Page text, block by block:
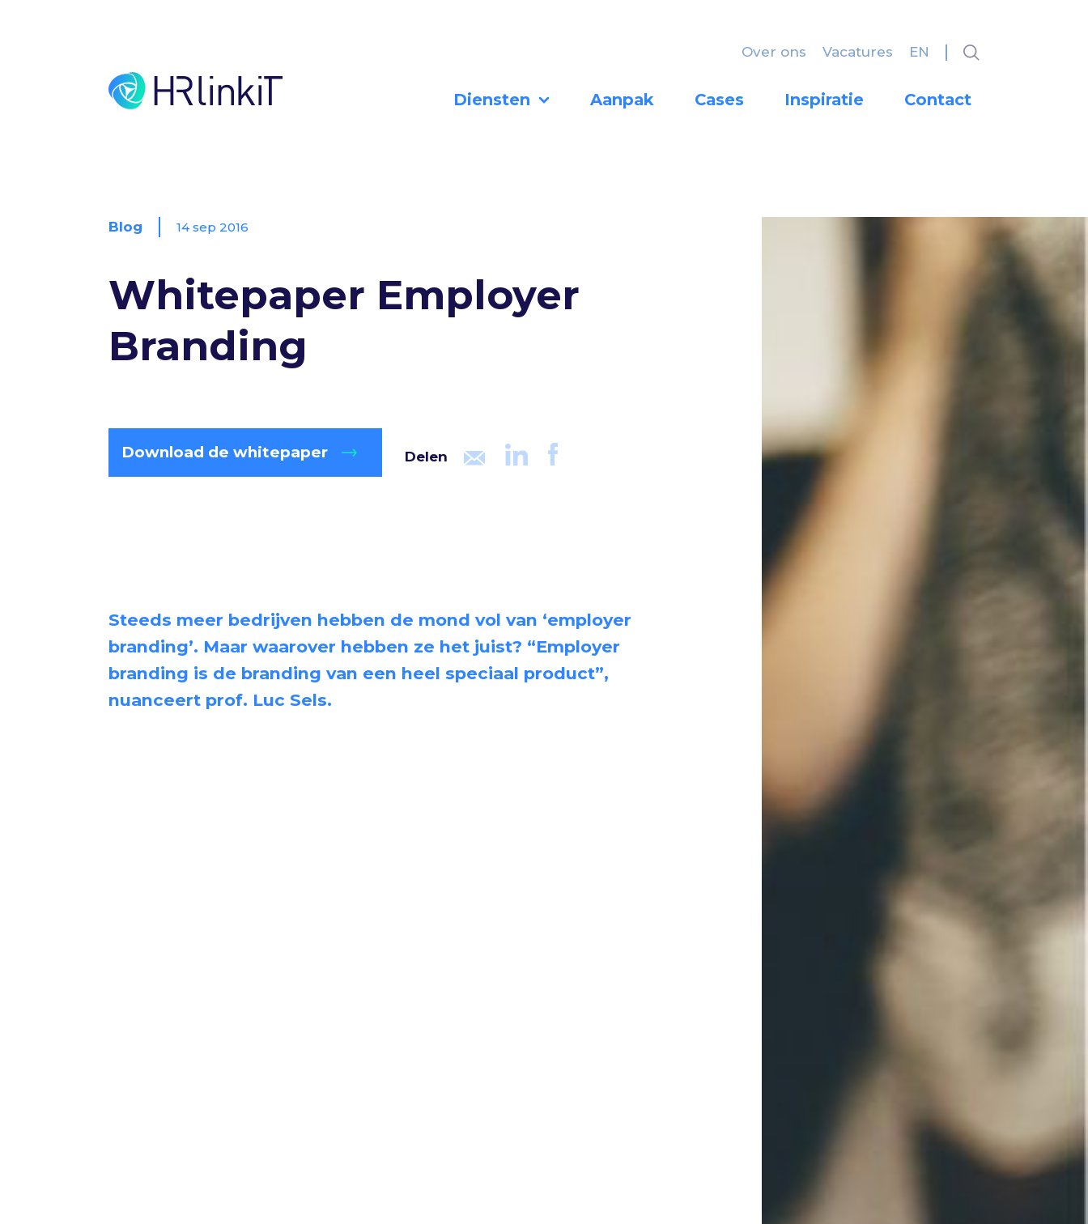
Over ons Vacatures EN
Diensten Aanpak Cases Inspiratie Contact
Blog 14 sep 2016
Whitepaper Employer
Branding
Download de whitepaper Delen
Steeds meer bedrijven hebben de mond vol van ‘employer
branding’. Maar waarover hebben ze het juist? “Employer
branding is de branding van een heel speciaal product”,
nuanceert prof. Luc Sels.